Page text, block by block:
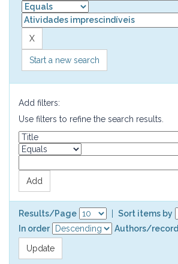
Start a new search
Add filters:
Use filters to refine the search results.
Results/Page
Sort items by
In order
Authors/record